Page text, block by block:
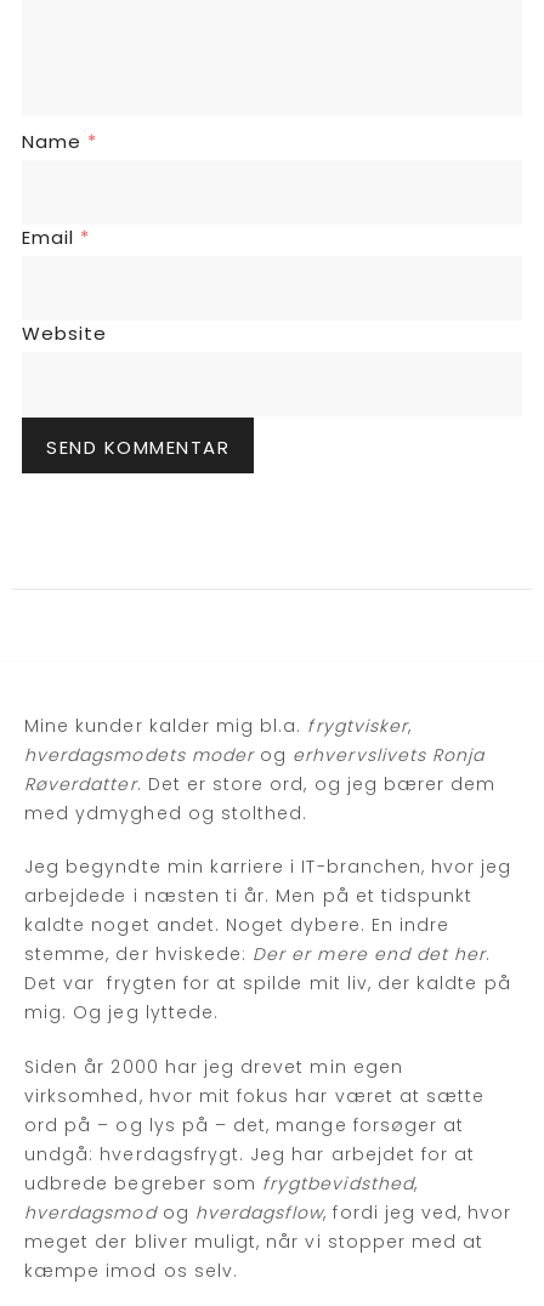
Name *
Email *
Website
Mine kunder kalder mig bl.a. frygtvisker,
hverdagsmodets moderog erhvervslivets Ronja
Røverdatter. Det er store ord, og jeg bærer dem
med ydmyghed og stolthed.
Jeg begyndte min karriere i IT-branchen, hvor jeg
arbejdede i næsten ti år. Men på et tidspunkt
kaldte noget andet. Noget dybere. En indre
stemme, der hviskede: Der er mere end det her.
Det var frygten for at spilde mit liv, der kaldte på
mig. Og jeg lyttede.
Siden år 2000 har jeg drevet min egen
virksomhed, hvor mit fokus har været at sætte
ord på – og lys på – det, mange forsøger at
undgå: hverdagsfrygt. Jeg har arbejdet for at
udbrede begreber som frygtbevidsthed,
hverdagsmodog hverdagsflow, fordi jeg ved, hvor
meget der bliver muligt, når vi stopper med at
kæmpe imod os selv.